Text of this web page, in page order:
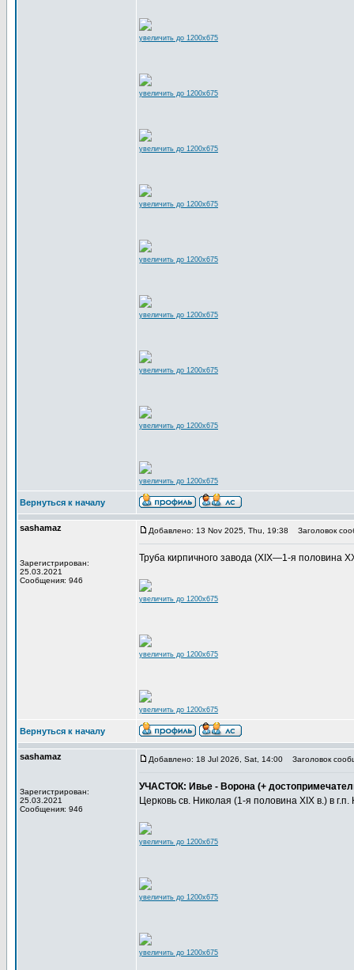
увеличить до 1200x675
увеличить до 1200x675
увеличить до 1200x675
увеличить до 1200x675
увеличить до 1200x675
увеличить до 1200x675
увеличить до 1200x675
увеличить до 1200x675
увеличить до 1200x675
Вернуться к началу
sashamaz
Зарегистрирован:
25.03.2021
Сообщения: 946
Добавлено: 13 Nov 2025, Thu, 19:38 Заголовок
Труба кирпичного завода (XIX—1-я половина
увеличить до 1200x675
увеличить до 1200x675
увеличить до 1200x675
Вернуться к началу
sashamaz
Зарегистрирован:
25.03.2021
Сообщения: 946
Добавлено: 18 Jul 2026, Sat, 14:00 Заголовок
УЧАСТОК: Ивье - Ворона (+
Церковь св. Николая (1-я половина XIX в.) в
увеличить до 1200x675
увеличить до 1200x675
увеличить до 1200x675